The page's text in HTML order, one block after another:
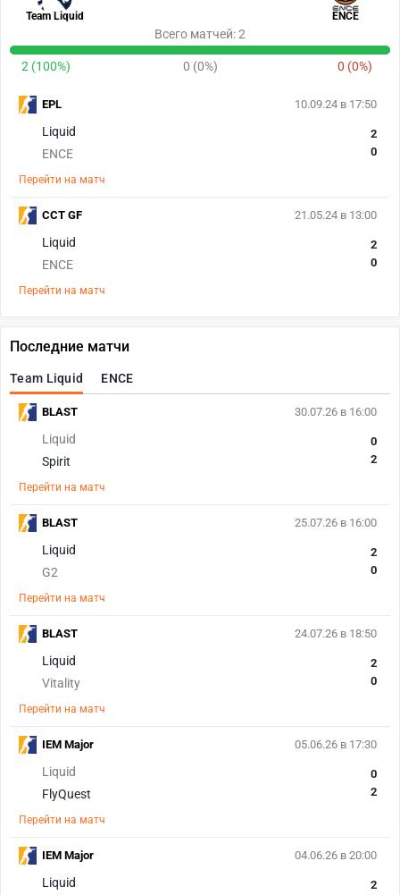
Team Liquid ENCE
Всего матчей: 2
2 (100%) 0 (0%) 0 (0%)
10.09.24 в 17:50
Liquid
ENCE
2
0
Перейти на матч
EPL
21.05.24 в 13:00
Liquid
ENCE
2
0
Перейти на матч
CCT GF
Последние матчи
Team Liquid ENCE
30.07.26 в 16:00
Liquid
Spirit
0
2
Перейти на матч
BLAST
25.07.26 в 16:00
Liquid
G2
2
0
Перейти на матч
BLAST
24.07.26 в 18:50
Liquid
Vitality
2
0
Перейти на матч
BLAST
05.06.26 в 17:30
Liquid
FlyQuest
0
2
Перейти на матч
IEM Major
04.06.26 в 20:00
Liquid 2
IEM Major